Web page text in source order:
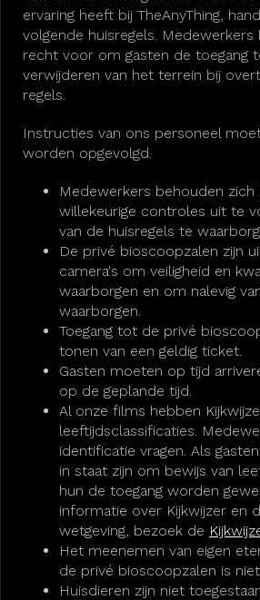
ervaring heeft bij TheAnyThing,
volgende huisregels.
recht voor om gasten de toegang
verwijderen van het terrein bij
regels.
Instructies van ons personeel
worden opgevolgd.
Medewerkers behouden
willekeurige controles uit te
van de huisregels te
De privé bioscoopzalen zijn
camera's om veiligheid en
waarborgen en om nalevig
waarborgen.
Toegang tot de privé
tonen van een geldig ticket.
Gasten moeten op tijd
op de geplande tijd.
Al onze films hebben
leeftijdsclassificaties.
identificatie vragen. Als
in staat zijn om bewijs van
hun de toegang worden
informatie over Kijkwijzer en
wetgeving, bezoek de
Het meenemen van eigen
de privé bioscoopzalen is
Huisdieren zijn niet